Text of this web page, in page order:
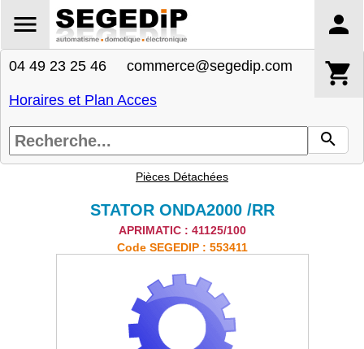
04 49 23 25 46 commerce@segedip.com
Horaires et Plan Acces
Pièces Détachées
STATOR ONDA2000 /RR
APRIMATIC : 41125/100
Code SEGEDIP : 553411